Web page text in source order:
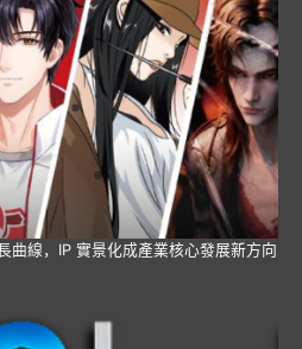
曲線，IP 實景化成產業核心發展新方向